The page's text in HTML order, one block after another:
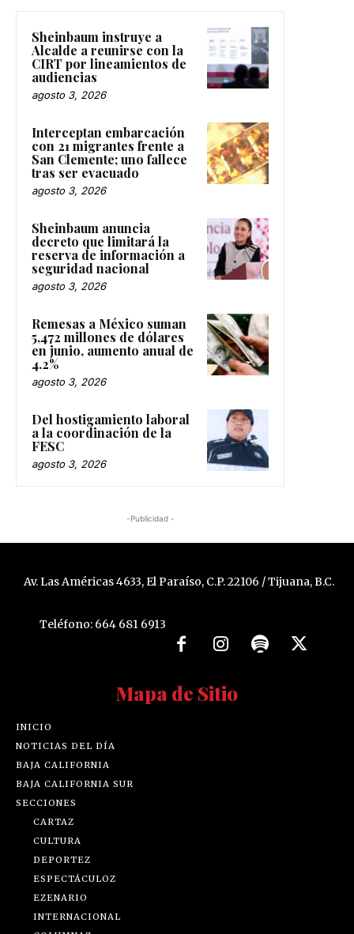
Sheinbaum instruye a
Alcalde a reunirse con la
CIRT por lineamientos de
audiencias
agosto 3, 2026
Interceptan embarcación
con 21 migrantes frente a
San Clemente; uno fallece
tras ser evacuado
agosto 3, 2026
Sheinbaum anuncia
decreto que limitará la
reserva de información a
seguridad nacional
agosto 3, 2026
Remesas a México suman
5,472 millones de dólares
en junio, aumento anual de
4.2%
agosto 3, 2026
Del hostigamiento laboral
a la coordinación de la
FESC
agosto 3, 2026
-Publicidad -
Av. Las Américas 4633, El Paraíso, C.P. 22106 / Tijuana, B.C.
Teléfono: 664 681 6913
Mapa de Sitio
INICIO
NOTICIAS DEL DÍA
BAJA CALIFORNIA
BAJA CALIFORNIA SUR
SECCIONES
CARTAZ
CULTURA
DEPORTEZ
ESPECTÁCULOZ
EZENARIO
INTERNACIONAL